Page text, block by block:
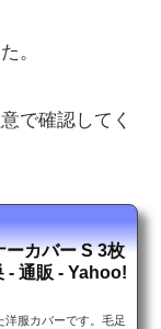
。
で確認してく
ーカバー S 3枚
- 通販 - Yahoo!
洋服カバーです。毛足